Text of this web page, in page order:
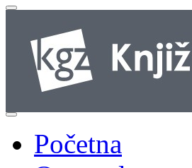
Početna